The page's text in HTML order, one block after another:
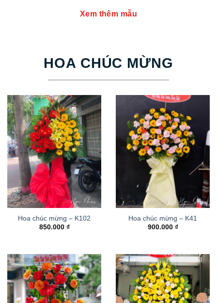
Xem thêm mẫu
HOA CHÚC MỪNG
Hoa chúc mừng – K102
850.000 ₫
Hoa chúc mừng – K41
900.000 ₫